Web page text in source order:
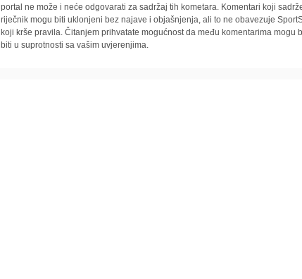
portal ne može i neće odgovarati za sadržaj tih kometara. Komentari koji
riječnik mogu biti uklonjeni bez najave i objašnjenja, ali to ne obavezuje
koji krše pravila. Čitanjem prihvatate mogućnost da među komentarima mogu
biti u suprotnosti sa vašim uvjerenjima.